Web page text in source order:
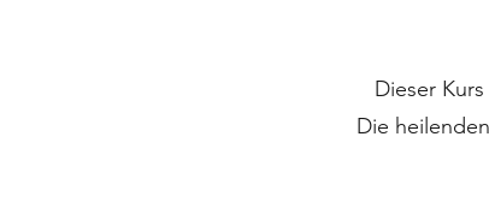
Dieser
Die